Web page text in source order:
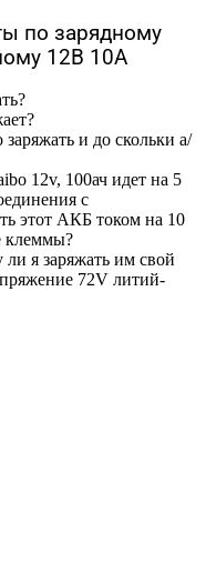
по зарядному
12В 10А
и до скольки а/
12v, 100ач идет на 5
с
этот АКБ током на 10
клеммы?
ли я заряжать им свой
72V литий-